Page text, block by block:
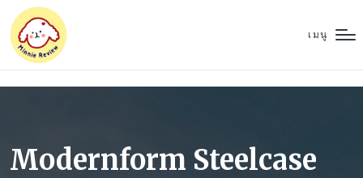
เมนู
Modernform Steelcase